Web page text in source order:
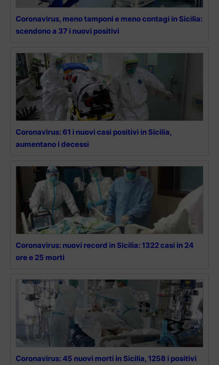
Coronavirus, meno tamponi e meno contagi in Sicilia:
scendono a 37 i nuovi positivi
Coronavirus: 61 i nuovi casi positivi in Sicilia,
aumentano i decessi
Coronavirus: nuovi record in Sicilia: 1322 casi in 24
ore e 25 morti
Coronavirus: 45 nuovi morti in Sicilia, 1258 i positivi